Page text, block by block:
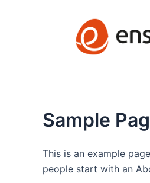
Sample
This is an example
people start with an